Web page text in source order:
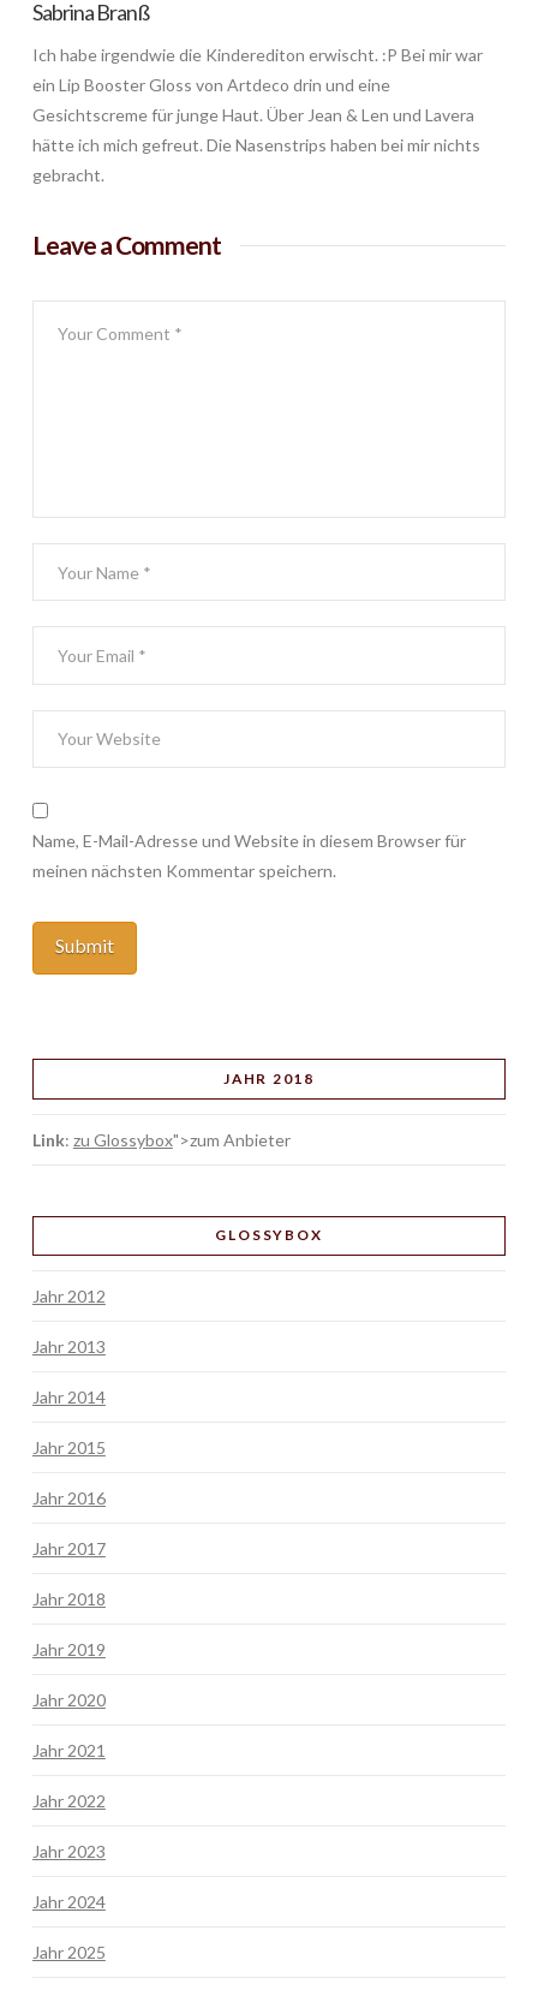
Sabrina Branß
Ich habe irgendwie die Kinderediton erwischt. :P Bei mir war
ein Lip Booster Gloss von Artdeco drin und eine
Gesichtscreme für junge Haut. Über Jean & Len und Lavera
hätte ich mich gefreut. Die Nasenstrips haben bei mir nichts
gebracht.
Leave a Comment
Name, E-Mail-Adresse und Website in diesem Browser für
meinen nächsten Kommentar speichern.
JAHR 2018
Link: zu Glossybox">zum Anbieter
GLOSSYBOX
Jahr 2012
Jahr 2013
Jahr 2014
Jahr 2015
Jahr 2016
Jahr 2017
Jahr 2018
Jahr 2019
Jahr 2020
Jahr 2021
Jahr 2022
Jahr 2023
Jahr 2024
Jahr 2025